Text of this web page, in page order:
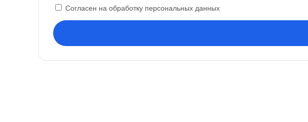
Согласен на обработку персональных данных